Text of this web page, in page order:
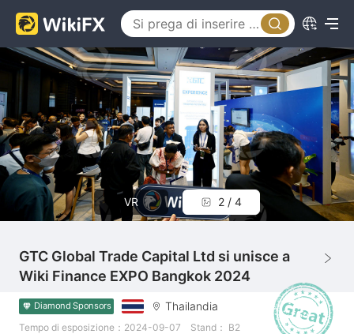
VR 2 / 4
GTC Global Trade Capital Ltd si unisce a
Wiki Finance EXPO Bangkok 2024
Diamond Sponsors Thailandia
Tempo di esposizione：2024-09-07 Stand： B2